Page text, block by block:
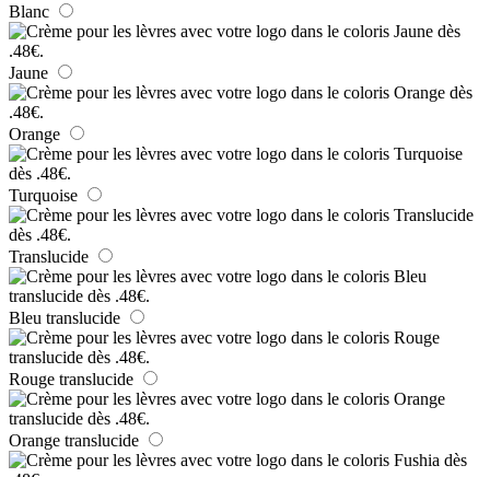
Blanc
Jaune
Orange
Turquoise
Translucide
Bleu translucide
Rouge translucide
Orange translucide